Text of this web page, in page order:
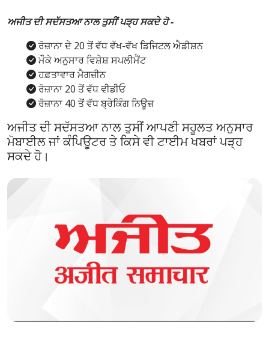
ਅਜੀਤ ਦੀ ਸਦੱਸਤਆ ਨਾਲ ਤੁਸੀਂ ਪੜ੍ਹ ਸਕਦੇ ਹੋ -
ਰੋਜ਼ਾਨਾ ਦੇ 20 ਤੋਂ ਵੱਧ ਵੱਖ-ਵੱਖ ਡਿਜਿਟਲ ਐਡੀਸ਼ਨ
ਮੌਕੇ ਅਨੁਸਾਰ ਵਿਸ਼ੇਸ਼ ਸਪਲੀਮੈਂਟ
ਹਫ਼ਤਾਵਾਰ ਮੈਗਜ਼ੀਨ
ਰੋਜ਼ਾਨਾ 20 ਤੋਂ ਵੱਧ ਵੀਡੀਓ
ਰੋਜ਼ਾਨਾ 40 ਤੋਂ ਵੱਧ ਬ੍ਰੇਕਿੰਗ ਨਿਊਜ਼
ਅਜੀਤ ਦੀ ਸਦੱਸਤਆ ਨਾਲ ਤੁਸੀਂ ਆਪਣੀ ਸਹੂਲਤ ਅਨੁਸਾਰ
ਮੋਬਾਈਲ ਜਾਂ ਕੰਪਿਊਟਰ ਤੇ ਕਿਸੇ ਵੀ ਟਾਈਮ ਖਬਰਾਂ ਪੜ੍ਹ
ਸਕਦੇ ਹੋ।